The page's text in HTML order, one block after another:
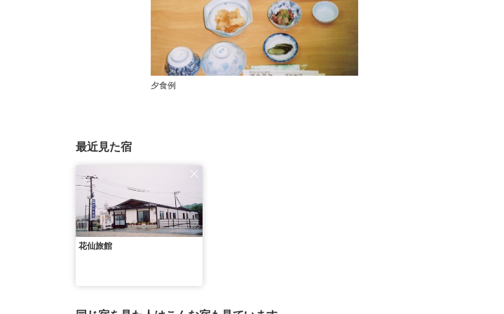
夕食例
最近見た宿
花仙旅館